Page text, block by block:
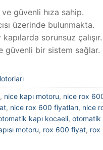
güvenli hıza sahip.
üzerinde bulunmakta.
sorunsuz çalışır.
güvenli bir sistem sağlar.
, nice kapı motoru, nice rox
, nice rox 600 fiyatları, nice
kapı kocaeli, otomatik
motoru, rox 600 fiyat, rox